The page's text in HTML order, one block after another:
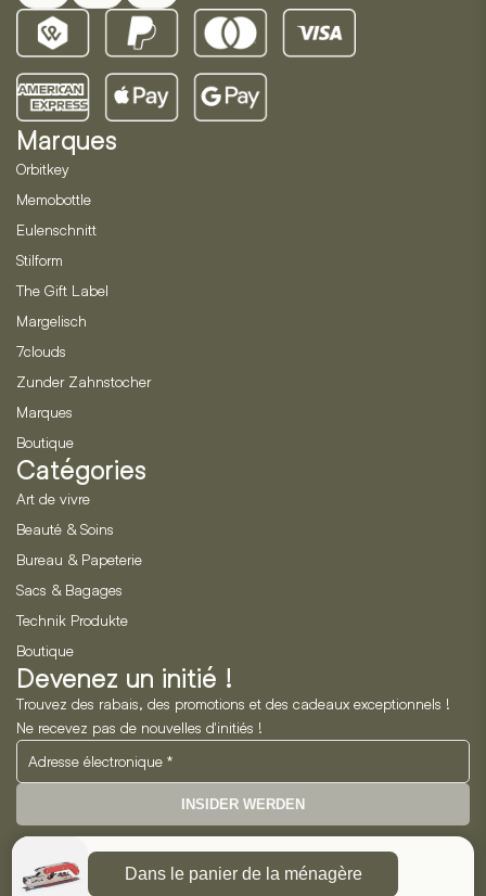
Marques
Orbitkey
Memobottle
Eulenschnitt
Stilform
The Gift Label
Margelisch
7clouds
Zunder Zahnstocher
Marques
Boutique
Catégories
Art de vivre
Beauté & Soins
Bureau & Papeterie
Sacs & Bagages
Technik Produkte
Boutique
Devenez un initié !
Trouvez des rabais, des promotions et des cadeaux exceptionnels !
Ne recevez pas de nouvelles d'initiés !
INSIDER WERDEN
Neo Horizon GmbHDans le panier de la ménagère